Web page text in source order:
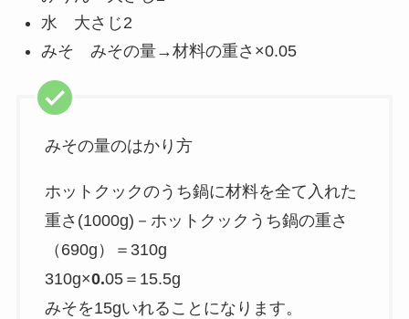
水 大さじ2
みそ みその量→材料の重さ×0.05
みその量のはかり方
ホットクックのうち鍋に材料を全て入れた
重さ(1000g)－ホットクックうち鍋の重さ
（690g）＝310g
310g×0.05＝15.5g
みそを15gいれることになります。